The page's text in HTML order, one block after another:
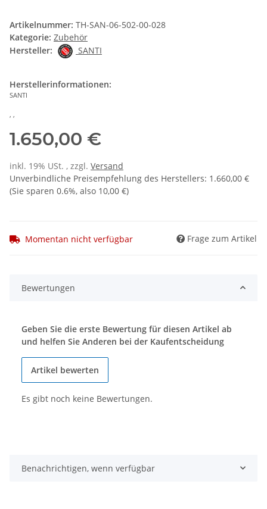
Artikelnummer: TH-SAN-06-502-00-028
Kategorie: Zubehör
Hersteller:
SANTI
Herstellerinformationen:
SANTI
, ,
1.650,00 €
inkl. 19% USt. , zzgl. Versand
Unverbindliche Preisempfehlung des Herstellers: 1.660,00 €
(Sie sparen 0.6%, also 10,00 €)
Momentan nicht verfügbar Frage zum Artikel
Bewertungen
Geben Sie die erste Bewertung für diesen Artikel ab
und helfen Sie Anderen bei der Kaufentscheidung
Artikel bewerten
Es gibt noch keine Bewertungen.
Benachrichtigen, wenn verfügbar